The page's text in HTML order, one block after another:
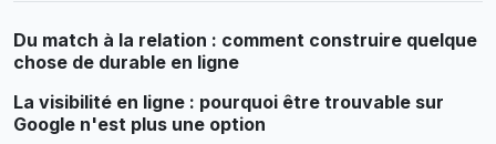
Du match à la relation : comment construire quelque
chose de durable en ligne
La visibilité en ligne : pourquoi être trouvable sur
Google n'est plus une option